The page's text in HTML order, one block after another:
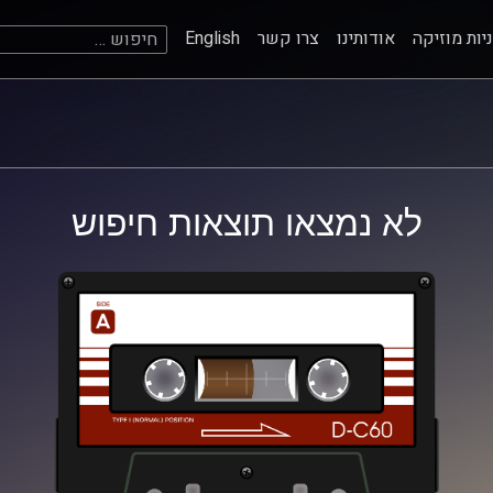
מוזיקה אודותינו צרו קשר English חיפוש:
לא נמצאו תוצאות חיפוש